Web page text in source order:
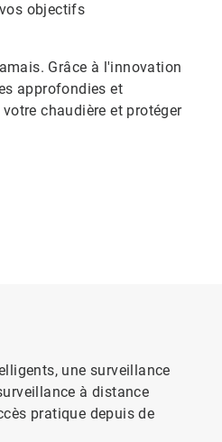
objectifs
Grâce à l'innovation
approfondies et
chaudière et protéger
une surveillance
à distance
pratique depuis de